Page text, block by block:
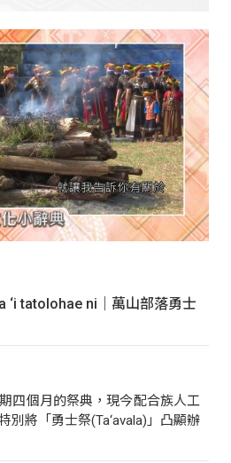
‘i tatolohae ni｜萬山部落勇士
四個月的祭典，現今配合族人工
別將「勇士祭(Ta‘avala)」凸顯辦